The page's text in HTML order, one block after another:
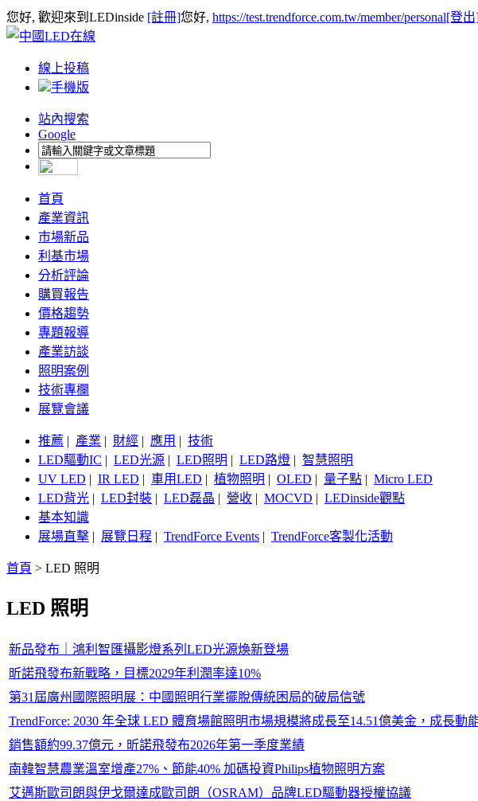
您好, 歡迎來到LEDinside [註冊]您好, https://test.trendforce.com.tw/member/personal[登
線上投稿
手機版
站內搜索
Google
首頁
產業資訊
市場新品
利基市場
分析評論
購買報告
價格趨勢
專題報導
產業訪談
照明案例
技術專欄
展覽會議
推薦 | 產業 | 財經 | 應用 | 技術
LED驅動IC | LED光源 | LED照明 | LED路燈 | 智慧照明
UV LED | IR LED | 車用LED | 植物照明 | OLED | 量子點 | Micro LED
LED背光 | LED封裝 | LED磊晶 | 營收 | MOCVD | LEDinside觀點
基本知識
展場直擊 | 展覽日程 | TrendForce Events | TrendForce客製化活動
首頁 > LED 照明
LED 照明
新品發布｜鴻利智匯攝影燈系列LED光源煥新登場
昕諾飛發布新戰略，目標2029年利潤率達10%
第31屆廣州國際照明展：中國照明行業擺脫傳統困局的破局信號
TrendForce: 2030 年全球 LED 體育場館照明市場規模將成長至14.51億美金，成長動
銷售額約99.37億元，昕諾飛發布2026年第一季度業績
南韓智慧農業溫室增產27%、節能40% 加碼投資Philips植物照明方案
艾邁斯歐司朗與伊戈爾達成歐司朗（OSRAM）品牌LED驅動器授權協議